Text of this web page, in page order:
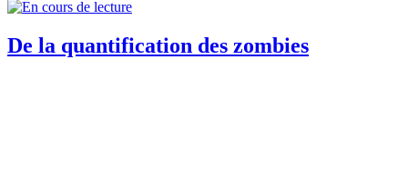
De la quantification des zombies